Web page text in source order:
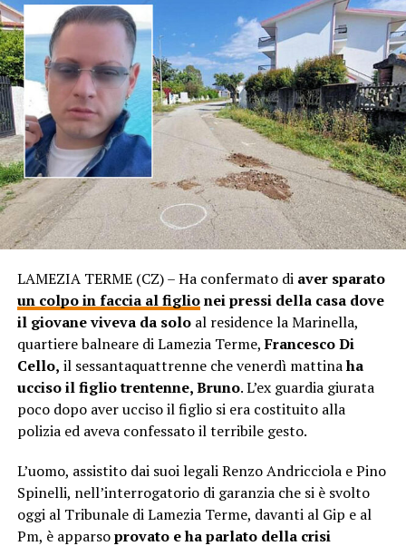
LAMEZIA TERME (CZ) – Ha confermato di aver sparato
un colpo in faccia al figlionei pressi della casa dove
il giovane viveva da soloal residence la Marinella,
quartiere balneare di Lamezia Terme,Francesco Di
Cello, il sessantaquattrenne che venerdì mattinaha
ucciso il figlio trentenne, Bruno. L’ex guardia giurata
poco dopo aver ucciso il figlio si era costituito alla
polizia ed aveva confessato il terribile gesto.
L’uomo, assistito dai suoi legali Renzo Andricciola e Pino
Spinelli, nell’interrogatorio di garanzia che si è svolto
oggi al Tribunale di Lamezia Terme, davanti al Gip e al
Pm, è apparsoprovato e ha parlato della crisi